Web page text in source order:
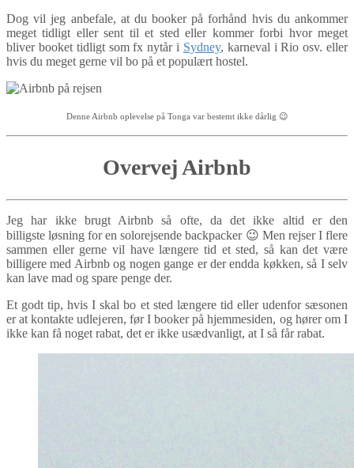
Dog vil jeg anbefale, at du booker på forhånd hvis du ankommer
meget tidligt eller sent til et sted eller kommer forbi hvor meget
bliver booket tidligt som fx nytår i Sydney, karneval i Rio osv. eller
hvis du meget gerne vil bo på et populært hostel.
Denne Airbnb oplevelse på Tonga var bestemt ikke dårlig 😉
Overvej Airbnb
Jeg har ikke brugt Airbnb så ofte, da det ikke altid er den
billigste løsning for en solorejsende backpacker 😉 Men rejser I flere
sammen eller gerne vil have længere tid et sted, så kan det være
billigere med Airbnb og nogen gange er der endda køkken, så I selv
kan lave mad og spare penge der.
Et godt tip, hvis I skal bo et sted længere tid eller udenfor sæsonen
er at kontakte udlejeren, før I booker på hjemmesiden, og hører om I
ikke kan få noget rabat, det er ikke usædvanligt, at I så får rabat.